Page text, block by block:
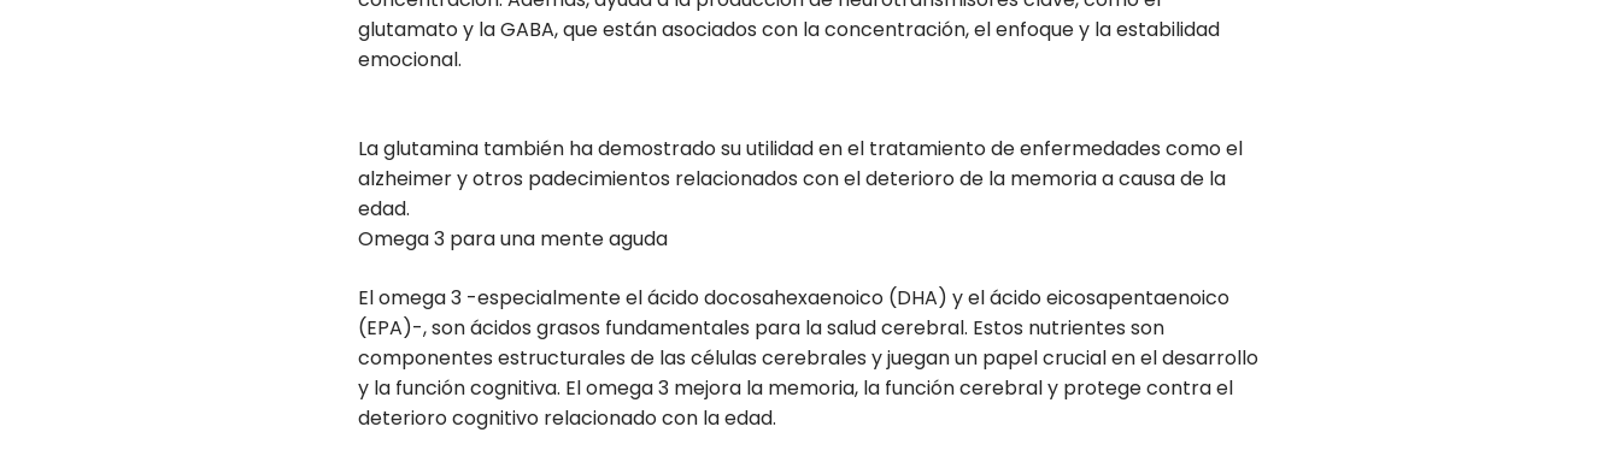
glutamato y la GABA, que están asociados con la concentración, el enfoque y la estabilidad
emocional.
La glutamina también ha demostrado su utilidad en el tratamiento de enfermedades como el
alzheimer y otros padecimientos relacionados con el deterioro de la memoria a causa de la
edad.
Omega 3 para una mente aguda
El omega 3 -especialmente el ácido docosahexaenoico (DHA) y el ácido eicosapentaenoico
(EPA)-, son ácidos grasos fundamentales para la salud cerebral. Estos nutrientes son
componentes estructurales de las células cerebrales y juegan un papel crucial en el desarrollo
y la función cognitiva. El omega 3 mejora la memoria, la función cerebral y protege contra el
deterioro cognitivo relacionado con la edad.